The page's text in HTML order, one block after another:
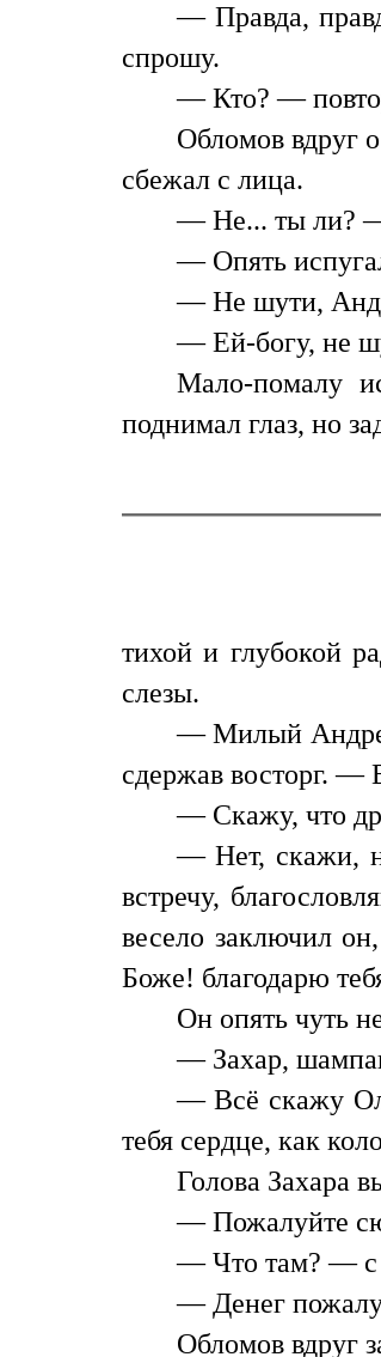
— Правда,
спрошу.
— Кто? —
Обломов вдруг
сбежал с лица.
— Не... ты ли? —
— Опять
— Не шути,
— Ей-богу, не
Мало-помалу
поднимал глаз, но
тихой и глубокой
слезы.
— Милый
сдержав восторг. —
— Скажу, что
— Нет, скажи,
встречу,
весело заключил
Боже! благодарю
Он опять чуть
— Захар,
— Всё скажу
тебя сердце, как
Голова Захара
— Пожалуйте
— Что там? — с
— Денег
Обломов вдруг